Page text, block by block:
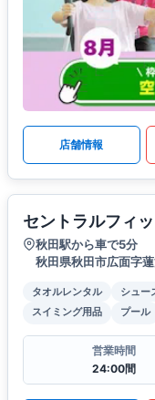
店舗情報
セントラルフィ
秋田駅から車で5分
秋田県秋田市広面字
タオルレンタル シュー
スイミング用品
プール
営業時間
24:00間